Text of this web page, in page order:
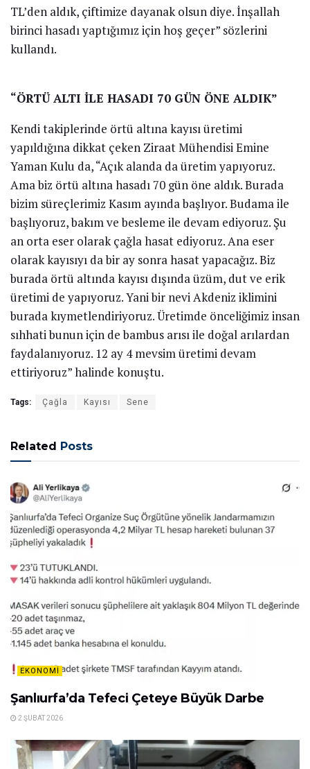
soğuklamasını düzgün aldı, randımanı hoş. Kayısı
çağlası evvel Katar, Dubai üzere Arap ülkelerine sonra
Avrupa’ya gidiyor. Turfanda olunca fiyatlar hem alan
Meyve alım satımı yaptığını aktaran Abdullah Aykut
ise, “Genellikle turfanda hasat devrinde yeni dünya ve
kayısı da bu bölgede çalışıyoruz. Kayısı çağlasının
birinci hasadı olduğu için birinci bir kilogramını 500
TL’den aldık, çiftimize dayanak olsun diye. İnşallah
birinci hasadı yaptığımız için hoş geçer” sözlerini
kullandı.
Kendi takiplerinde örtü altına kayısı üretimi
Yaman Kulu da, “Açık alanda da üretim yapıyoruz.
Ama biz örtü altına hasadı 70 gün öne aldık. Burada
bizim süreçlerimiz Kasım ayında başlıyor. Budama ile
başlıyoruz, bakım ve besleme ile devam ediyoruz. Şu
an orta eser olarak çağla hasat ediyoruz. Ana eser
olarak kayısıyı da bir ay sonra hasat yapacağız. Biz
burada örtü altında kayısı dışında üzüm, dut ve erik
üretimi de yapıyoruz. Yani bir nevi Akdeniz iklimini
burada kıymetlendiriyoruz. Üretimde önceliğimiz insan
sıhhati bunun için de bambus arısı ile doğal arılardan
ettiriyoruz” halinde konuştu.